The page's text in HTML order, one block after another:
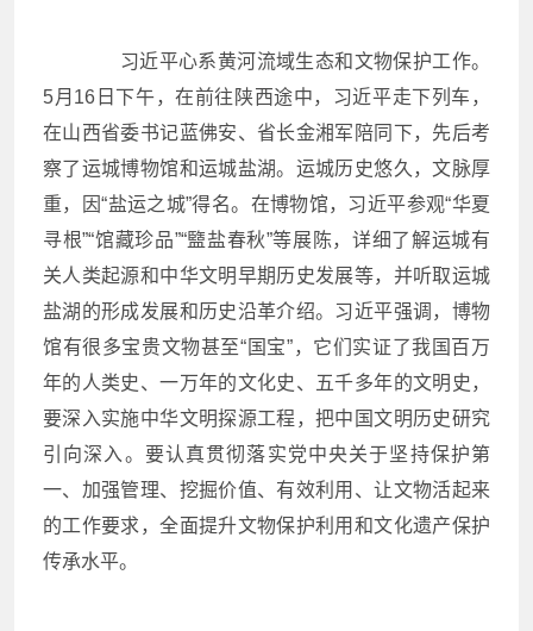
习近平心系黄河流域生态和文物保护工作。
5月16日下午，在前往陕西途中，习近平走下列车，
在山西省委书记蓝佛安、省长金湘军陪同下，先后考
察了运城博物馆和运城盐湖。运城历史悠久，文脉厚
重，因“盐运之城”得名。在博物馆，习近平参观“华夏
寻根”“馆藏珍品”“盬盐春秋”等展陈，详细了解运城有
关人类起源和中华文明早期历史发展等，并听取运城
盐湖的形成发展和历史沿革介绍。习近平强调，博物
馆有很多宝贵文物甚至“国宝”，它们实证了我国百万
年的人类史、一万年的文化史、五千多年的文明史，
要深入实施中华文明探源工程，把中国文明历史研究
引向深入。要认真贯彻落实党中央关于坚持保护第
一、加强管理、挖掘价值、有效利用、让文物活起来
的工作要求，全面提升文物保护利用和文化遗产保护
传承水平。